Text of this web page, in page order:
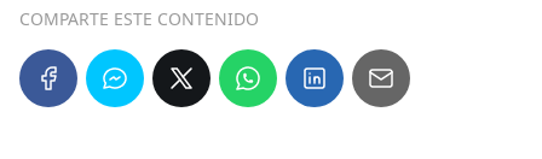
COMPARTE ESTE CONTENIDO